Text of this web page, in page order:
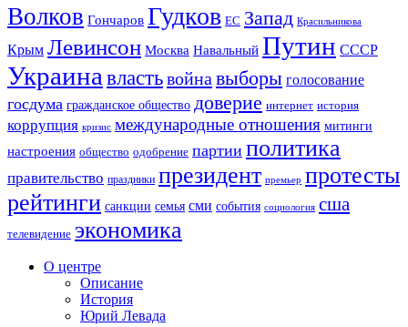
Волков Гончаров Гудков ЕС Запад Красильникова
Крым Левинсон Москва Навальный Путин СССР
Украина властьвойна выборы голосование
госдума гражданское общество доверие интернет история
коррупция кризис международные отношения митинги
настроения общество одобрение партии политика
правительство праздники президент премьер протесты
рейтинги санкции семья сми события социология сша
телевидение экономика
О центре
Описание
История
Юрий Левада